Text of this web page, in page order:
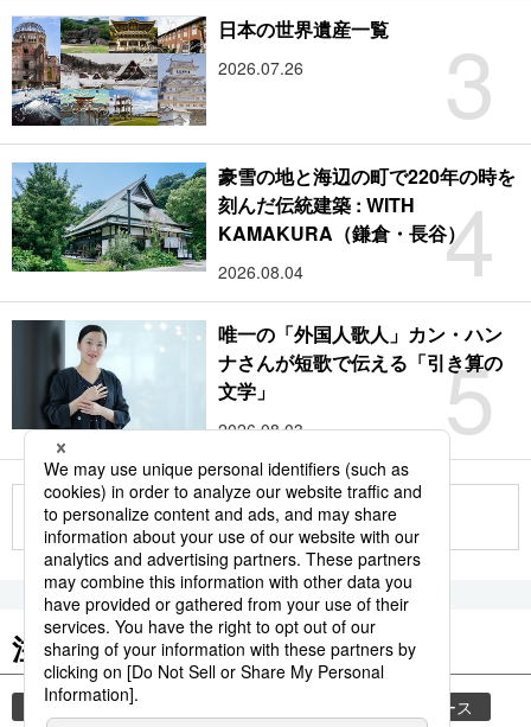
3
日本の世界遺産一覧
2026.07.26
4
豪雪の地と海辺の町で220年の時を
刻んだ伝統建築 : WITH
KAMAKURA（鎌倉・長谷）
2026.08.04
5
唯一の「外国人歌人」カン・ハン
ナさんが短歌で伝える「引き算の
文学」
2026.08.03
もっと見る
注目のキーワード
共同通信ニュース 時事通信ニュース